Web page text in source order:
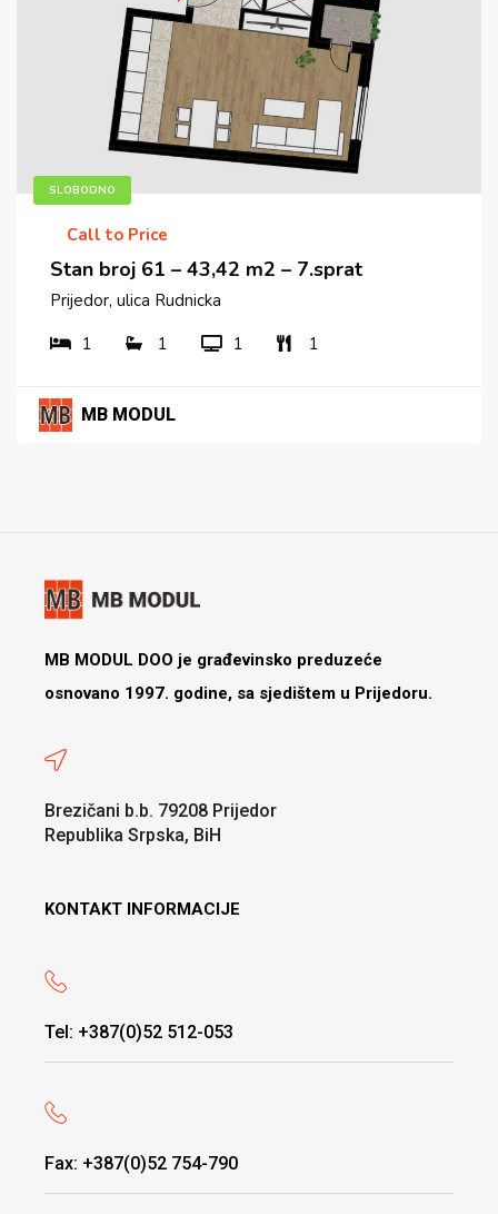
SLOBODNO
Call to Price
Stan broj 61 – 43,42 m2 – 7.sprat
Prijedor, ulica Rudnicka
1
1 1 1
MB MODUL
MB MODUL DOO je građevinsko preduzeće
osnovano 1997. godine, sa sjedištem u Prijedoru.
Brezičani b.b. 79208 Prijedor
Republika Srpska, BiH
KONTAKT INFORMACIJE
Tel: +387(0)52 512-053
Fax: +387(0)52 754-790